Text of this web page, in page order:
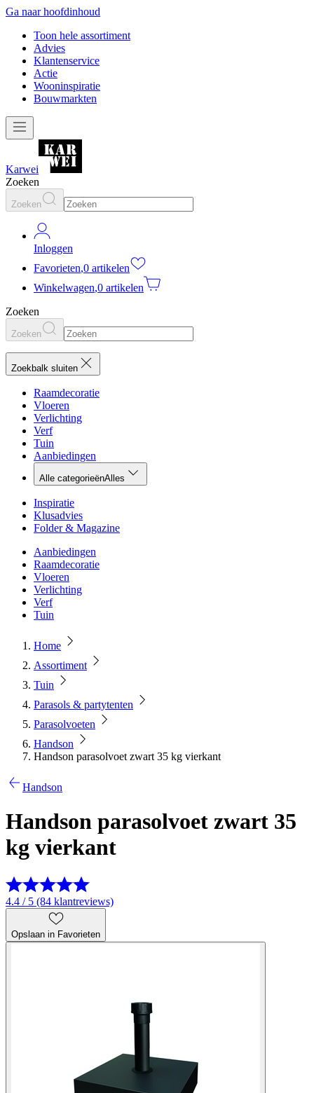
Ga naar hoofdinhoud
Toon hele assortiment
Advies
Klantenservice
Actie
Wooninspiratie
Bouwmarkten
Karwei
Zoeken
Zoeken
Inloggen
Favorieten,0 artikelen
Winkelwagen,0 artikelen
Zoeken
Zoeken
Zoekbalk sluiten
Raamdecoratie
Vloeren
Verlichting
Verf
Tuin
Aanbiedingen
Alle categorieënAlles
Inspiratie
Klusadvies
Folder & Magazine
Aanbiedingen
Raamdecoratie
Vloeren
Verlichting
Verf
Tuin
Home
Assortiment
Tuin
Parasols & partytenten
Parasolvoeten
Handson
Handson parasolvoet zwart 35 kg vierkant
Handson
Handson parasolvoet zwart 35
kg vierkant
4.4 / 5 (84 klantreviews)
Opslaan in Favorieten